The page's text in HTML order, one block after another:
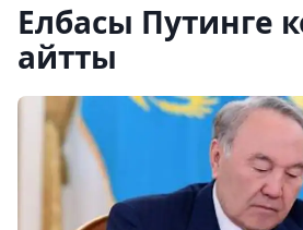
Елбасы Путинге
айтты